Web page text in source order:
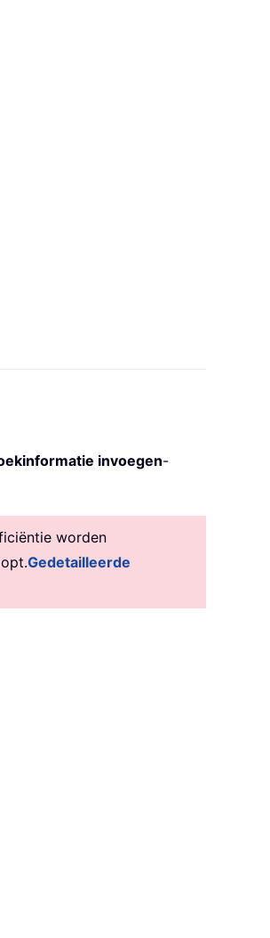
invoegen-
worden
Gedetailleerde